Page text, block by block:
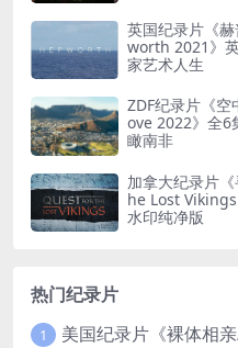
英国纪录片《
worth 2021》
家艺术人生
ZDF纪录片《
ove 2022》全6
瞰南非
加拿大纪录片
he Lost
水印纯净版
热门纪录片
1